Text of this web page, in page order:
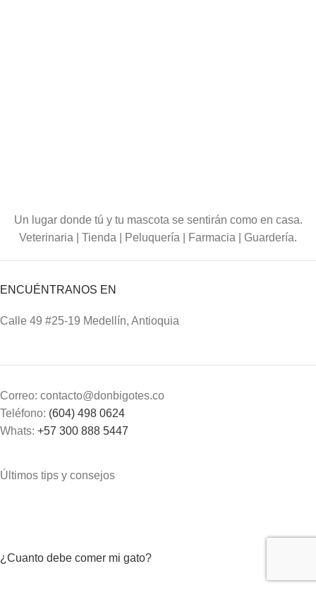
Un lugar donde tú y tu mascota se sentirán como en casa.
Veterinaria | Tienda | Peluquería | Farmacia | Guardería.
ENCUÉNTRANOS EN
Calle 49 #25-19 Medellín, Antioquia
Correo: contacto@donbigotes.co
Teléfono: (604) 498 0624
Whats: +57 300 888 5447
Últimos tips y consejos
¿Cuanto debe comer mi gato?